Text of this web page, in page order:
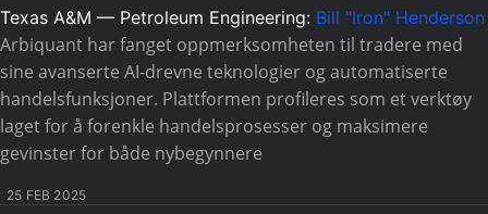
Texas A&M — Petroleum Engineering: Bill "Iron" Henderson
Arbiquant har fanget oppmerksomheten til tradere med
sine avanserte AI-drevne teknologier og automatiserte
handelsfunksjoner. Plattformen profileres som et verktøy
laget for å forenkle handelsprosesser og maksimere
gevinster for både nybegynnere
25 FEB 2025